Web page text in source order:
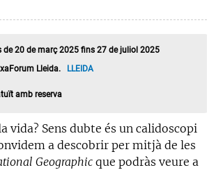
de 20 de març 2025 fins 27 de juliol 2025
Lleida. LLEIDA
amb reserva
vida? Sens dubte és un calidoscopi
a descobrir per mitjà de les
Geographicque podràs veure a